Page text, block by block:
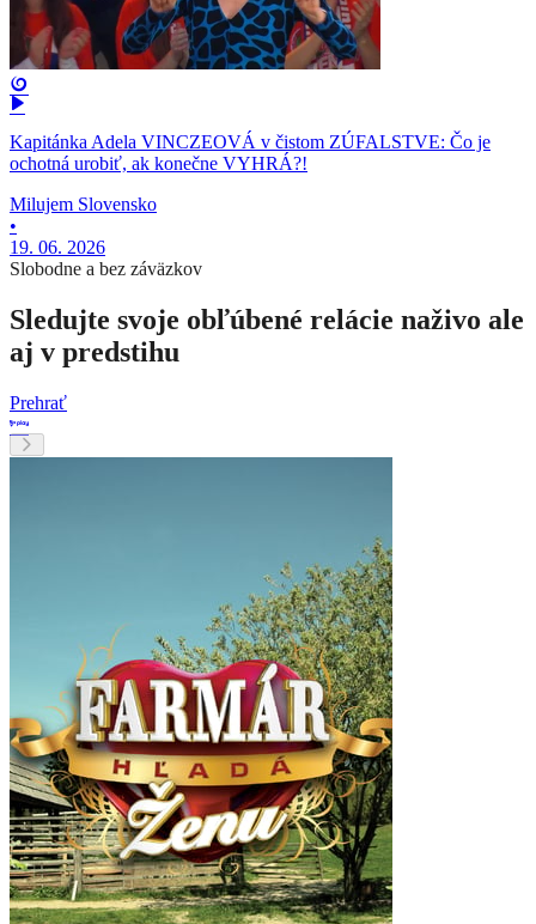
Kapitánka Adela VINCZEOVÁ v čistom ZÚFALSTVE: Čo je
ochotná urobiť, ak konečne VYHRÁ?!
Milujem Slovensko
•
19. 06. 2026
Slobodne a bez záväzkov
Sledujte svoje obľúbené relácie naživo ale
aj v predstihu
Prehrať